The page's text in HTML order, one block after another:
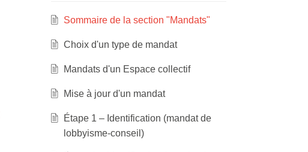
Sommaire de la section "Mandats"
Choix d'un type de mandat
Mandats d'un Espace collectif
Mise à jour d'un mandat
Étape 1 – Identification (mandat de
lobbyisme-conseil)